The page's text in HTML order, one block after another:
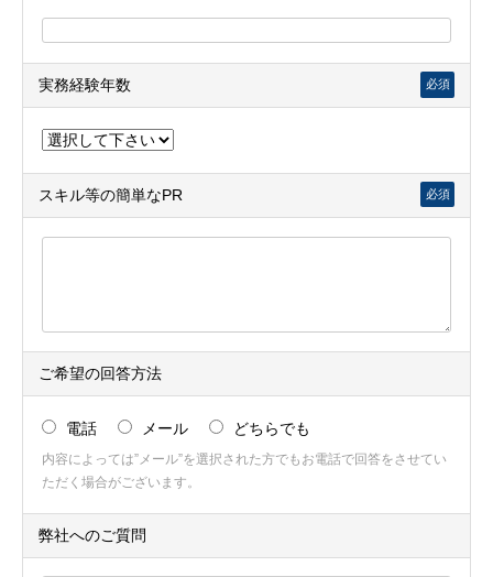
実務経験年数 必須
スキル等の簡単なPR 必須
ご希望の回答方法
電話 メール どちらでも
内容によっては”メール”を選択された方でもお電話で回答をさせてい
ただく場合がございます。
弊社へのご質問